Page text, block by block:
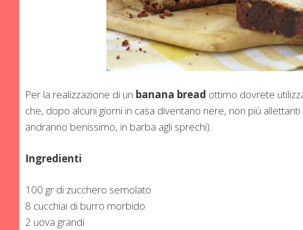
Per la realizzazione di un banana bread ottimo dovrete
che, dopo alcuni giorni in casa diventano nere, non più
andranno benissimo, in barba agli sprechi).
Ingredienti
100 gr di zucchero semolato
8 cucchiai di burro morbido
2 uova grandi